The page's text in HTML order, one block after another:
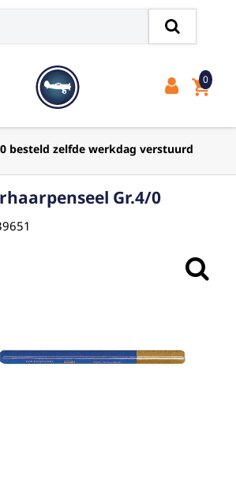
shopping_cart
0
besteld zelfde werkdag verstuurd
Gr.4/0